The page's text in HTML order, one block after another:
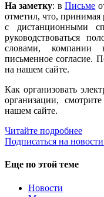
На заметку: вПисьме
отметил, что,
с дистанционными
руководствоваться
словами, компании
письменное согласие.
на нашем сайте.
Как организовать
организации,
нашем сайте.
Читайте подробнее
Подписаться на новости
Еще по этой теме
Новости